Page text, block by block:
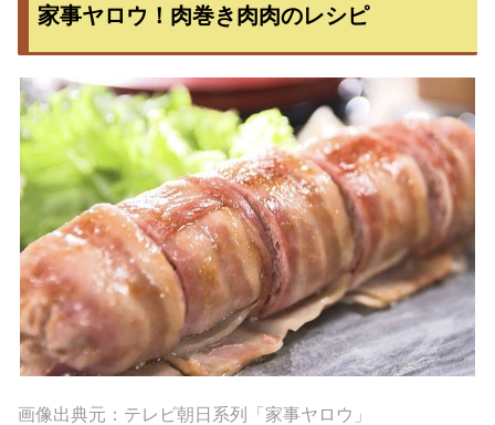
家事ヤロウ！肉巻き肉肉のレシピ
画像出典元：テレビ朝日系列「家事ヤロウ」